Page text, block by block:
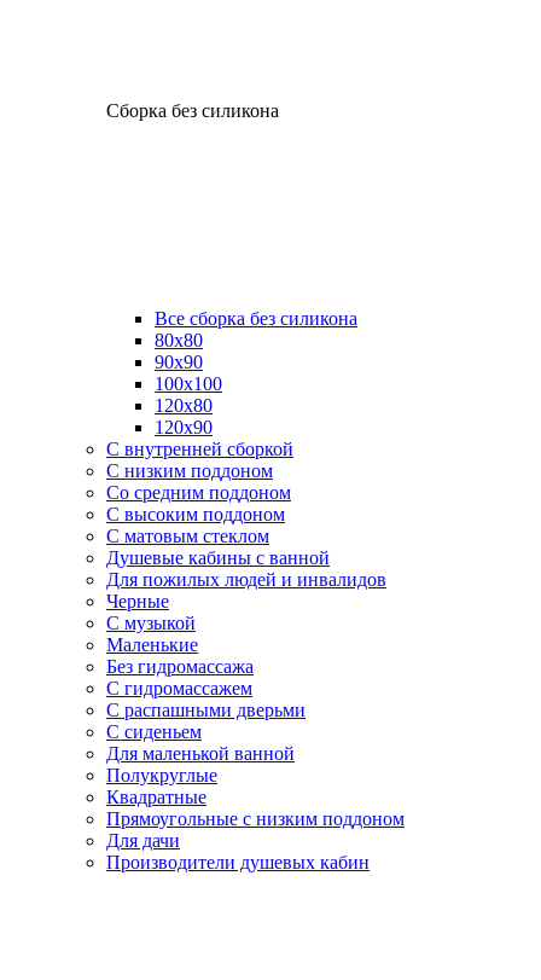
Сборка без силикона
Все сборка без силикона
80х80
90х90
100х100
120х80
120х90
С внутренней сборкой
C низким поддоном
Со средним поддоном
С высоким поддоном
С матовым стеклом
Душевые кабины с ванной
Для пожилых людей и инвалидов
Черные
С музыкой
Маленькие
Без гидромассажа
С гидромассажем
С распашными дверьми
С сиденьем
Для маленькой ванной
Полукруглые
Квадратные
Прямоугольные с низким поддоном
Для дачи
Производители душевых кабин